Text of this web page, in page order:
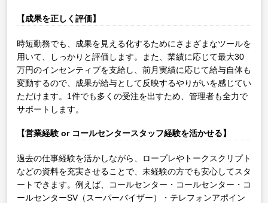
【成果を正しく評価】
時短勤務でも、成果を見える化するためにさまざまなツールを
用いて、しっかりと評価します。また、業績に応じて最大30
万円のインセンティブを支給し、前月実績に応じて給与自体も
変動するので、成果が給与として反映するやりがいを感じてい
ただけます。1件でも多くの受注を出すため、管理者も全力で
サポートします。
【営業経験 or コールセンタースタッフ経験を活かせる】
過去の仕事経験を活かしながら、ロープレやトークスクリプト
などの資料を充実させることで、未経験の方でも安心してスタ
ートできます。例えば、コールセンター・コールセンター・コ
ールセンターSV（スーパーバイザー）・テレフォンアポイン